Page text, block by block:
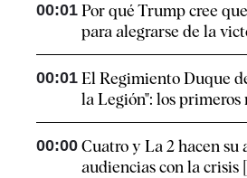
00:01 Por qué Trump cree
para alegrarse de la
00:01 El Regimiento Duque
la Legión": los primeros
00:00 Cuatro y La 2 hacen su
audiencias con la crisis